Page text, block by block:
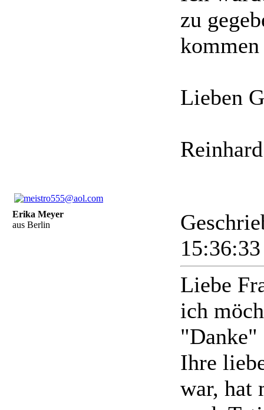
zu
Lieben
Erika Meyer
aus Berlin
Liebe
ich
"Danke"
Ihre
war, hat